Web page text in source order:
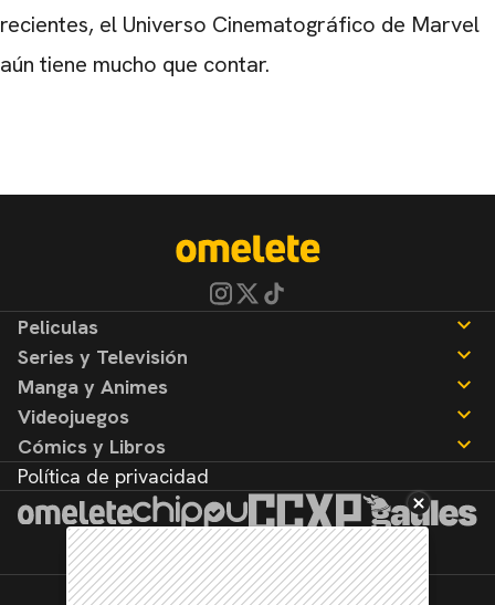
recientes, el Universo Cinematográfico de Marvel
aún tiene mucho que contar.
Peliculas
Noticias
Reseñas
Series y Televisión
Noticias
Reseñas
Manga y Animes
Noticias
Reseñas
Videojuegos
Noticias
Reseñas
Cómics y Libros
Noticias
Reseñas
Política de privacidad